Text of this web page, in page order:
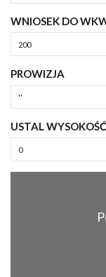
WNIOSEK DO
PROWIZJA
USTAL